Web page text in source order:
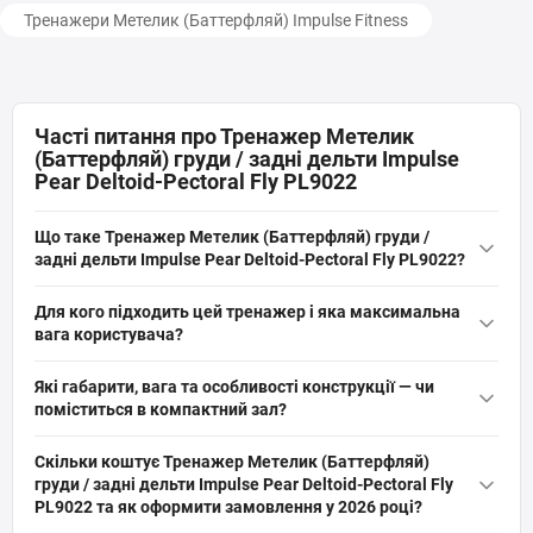
Тренажери Метелик (Баттерфляй) Impulse Fitness
Часті питання про Тренажер Метелик
(Баттерфляй) груди / задні дельти Impulse
Pear Deltoid-Pectoral Fly PL9022
Що таке Тренажер Метелик (Баттерфляй) груди /
задні дельти Impulse Pear Deltoid-Pectoral Fly PL9022?
Pear Deltoid-Pectoral Fly PL9022 — це професійний блочний
грудних м’язів і задніх дельт; рама з профільних труб 40×80 мм,
вага тренажера 107 кг, вага грузового стека 114 кг, клас —
Для кого підходить цей тренажер і яка максимальна
вага користувача?
якого рівня, розрахований на професійну експлуатацію;
підходить для досвідчених атлетів і клубного використання.
Які габарити, вага та особливості конструкції — чи
поміститься в компактний зал?
грузовий стек 114 кг; основна конструкція — профільні пласко-
овальні труби 40×80 мм, товщина стінки 2,5 мм, що забезпечує
Скільки коштує Тренажер Метелик (Баттерфляй)
груди / задні дельти Impulse Pear Deltoid-Pectoral Fly
PL9022 та як оформити замовлення у 2026 році?